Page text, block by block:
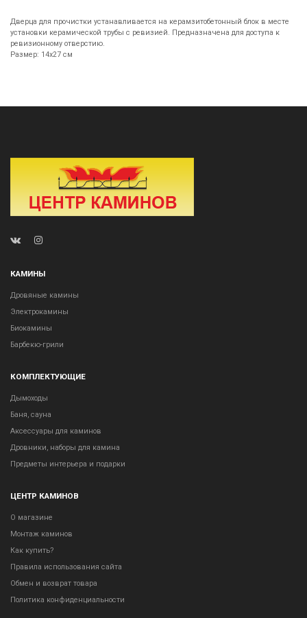
Дверца для прочистки устанавливается на керамзитобетонный блок в месте
установки керамической трубы с ревизией. Предназначена для доступа к
ревизионному отверстию.
Размер: 14х27 см
КАМИНЫ
Дровяные камины
Электрокамины
Биокамины
Барбекю-грили
КОМПЛЕКТУЮЩИЕ
Дымоходы
Баня, сауна
Аксессуары для каминов
Дровники, наборы для камина
Предметы интерьера и подарки
ЦЕНТР КАМИНОВ
О магазине
Монтаж каминов
Как купить?
Правила использования сайта
Обмен и возврат товара
Политика конфиденциальности